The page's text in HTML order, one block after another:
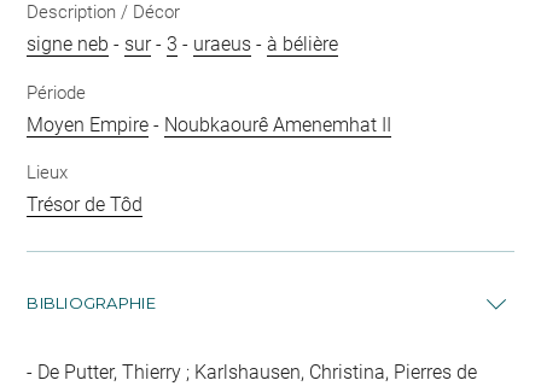
Description / Décor
signe neb - sur-3 - uraeus -à bélière
Période
Moyen Empire - Noubkaourê Amenemhat II
Lieux
Trésor de Tôd
BIBLIOGRAPHIE
De Putter, Thierry ; Karlshausen, Christina, Pierres de